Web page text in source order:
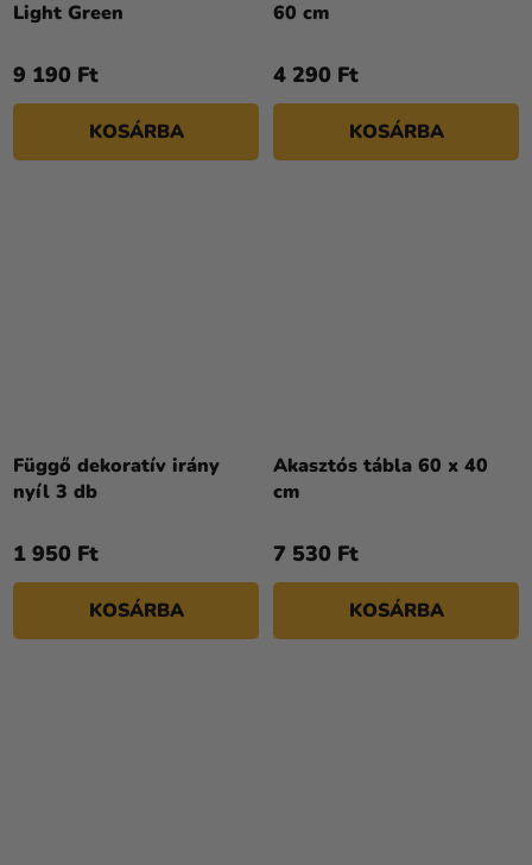
Light Green
9 190 Ft
KOSÁRBA
60 cm
4 290 Ft
KOSÁRBA
Függő dekoratív irány
nyíl 3 db
1 950 Ft
KOSÁRBA
Akasztós tábla 60 x 40
cm
7 530 Ft
KOSÁRBA